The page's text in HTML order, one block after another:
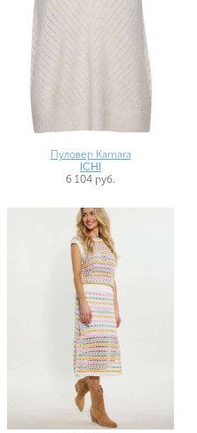
Пуловер Kamara
ICHI
6 104 руб.